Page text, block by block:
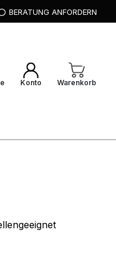
BERATUNG ANFORDERN
Konto Warenkorb